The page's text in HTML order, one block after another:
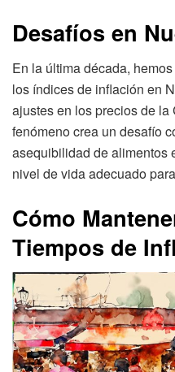
Desafíos en
En la última década,
los índices de inflación en
ajustes en los precios de
fenómeno crea un desafío
asequibilidad de alimentos
nivel de vida adecuado
Cómo
Tiempos de